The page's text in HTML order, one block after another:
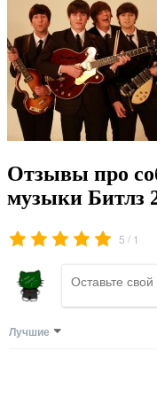
Отзывы про
музыки Битлз
5 / 1
Лучшие